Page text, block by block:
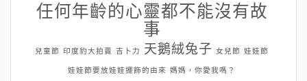
任何年齡的心靈都不能沒有故
事
兒童節 印度豹大拍賣 吉卜力 天鵝絨兔子 女兒節 娃娃節
娃娃節要放娃娃擺飾的由來 媽媽，你愛我嗎？